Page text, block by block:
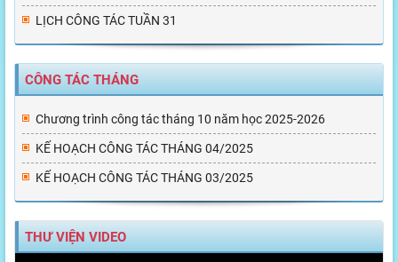
LỊCH CÔNG TÁC TUẦN 31
CÔNG TÁC THÁNG
Chương trình công tác tháng 10 năm học 2025-2026
KẾ HOẠCH CÔNG TÁC THÁNG 04/2025
KẾ HOẠCH CÔNG TÁC THÁNG 03/2025
THƯ VIỆN VIDEO